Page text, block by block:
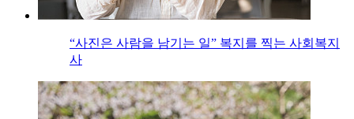
“사진은 사람을 남기는 일” 복지를 찍는 사회복지
사